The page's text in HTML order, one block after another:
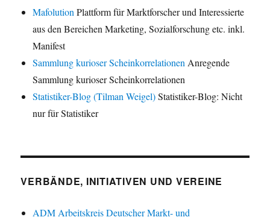
Mafolution Plattform für Marktforscher und Interessierte
aus den Bereichen Marketing, Sozialforschung etc. inkl.
Manifest
Sammlung kurioser Scheinkorrelationen Anregende
Sammlung kurioser Scheinkorrelationen
Statistiker-Blog (Tilman Weigel)Statistiker-Blog: Nicht
nur für Statistiker
VERBÄNDE, INITIATIVEN UND VEREINE
ADM Arbeitskreis Deutscher Markt- und